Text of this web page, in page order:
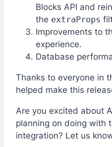
Blocks API and
the extraProps
Improvements to
experience.
Database
Thanks to everyone in
helped make this
Are you excited about
planning on doing with
integration? Let us